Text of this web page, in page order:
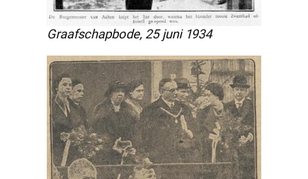
Graafschapbode, 25 juni 1934